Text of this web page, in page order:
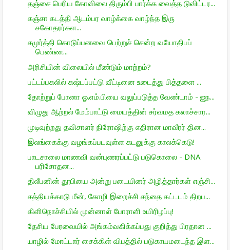
தஞ்சை பெரிய கோவிலை திரும்பி பார்க்க வைத்த டுவிட்டர...
கஞ்சா கடத்தி ஆடம்பர வாழ்க்கை வாழ்ந்த இரு
சகோதரர்கள...
சமுர்த்தி கொடுப்பனவை பெற்றுச் சென்ற வயோதிபப்
பெண்ண...
அரிசியின் விலையில் மீண்டும் மாற்றம்?
பட்டப்பகலில் கஷ்டப்பட்டு வீட்டினை உடைத்து பித்தளை ...
தோற்றுப் போனா ஓ.எம்.பியை வலுப்படுத்த வேண்டாம் - ஐந...
விழுது ஆற்றல் மேம்பாட்டு மையத்தின் சர்வமத கலாச்சார...
முடிவுற்றது தவிசாளர் நிரோஷிற்கு எதிரான மாவீரர் தின...
இலங்கைக்கு வழங்கப்படவுள்ள கடனுக்கு காலக்கெடு!
பாடசாலை மாணவி வன்புணரப்பட்டு படுகொலை - DNA
பரிசோதன...
திலீபனின் தூபியை அன்று படையினர் அழித்தார்கள் எஞ்சி...
சத்தியக்காடு மீன், கோழி இறைச்சி சந்தை கட்டடம் திறப...
கிளிநொச்சியில் முன்னாள் போராளி உயிரிழப்பு!
தேசிய பேரவையில் அங்கம்வகிக்கப்பது குறித்து பிரதான ...
யாழில் மோட்டார் சைக்கிள் விபத்தில் படுகாயமடைந்த இள...